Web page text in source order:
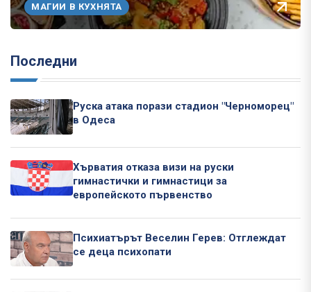
МАГИИ В КУХНЯТА
Последни
Руска атака порази стадион "Черноморец"
в Одеса
Хърватия отказа визи на руски
гимнастички и гимнастици за
европейското първенство
Психиатърът Веселин Герев: Отглеждат
се деца психопати